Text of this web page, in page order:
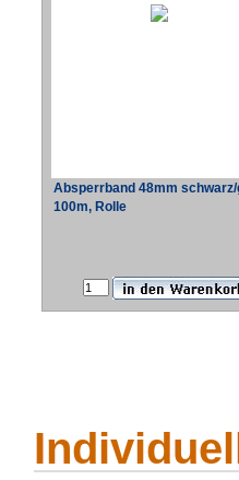
Absperrband 48mm
100m, Rolle